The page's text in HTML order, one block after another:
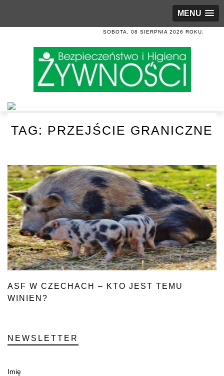
MENU
SOBOTA, 08 SIERPNIA 2026 ROKU.
TAG: PRZEJŚCIE GRANICZNE
ASF W CZECHACH – KTO JEST TEMU
WINIEN?
NEWSLETTER
Imię